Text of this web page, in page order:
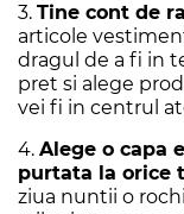
3. Tine cont de
articole
dragul de a fi in
pret si alege
vei fi in centrul
4. Alege o capa
purtata la orice
ziua nuntii o